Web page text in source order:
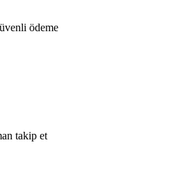
ödeme
takip et